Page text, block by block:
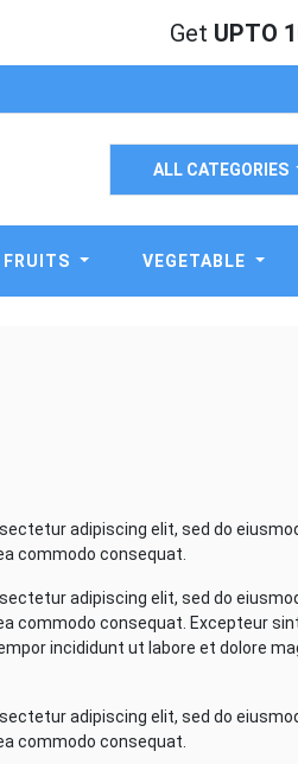
Get UPTO
ALL CATEGORIES
FRUITS VEGETABLE
adipiscing elit, sed do
commodo consequat.
adipiscing elit, sed do
commodo consequat. Excepteur
incididunt ut labore et dolore
adipiscing elit, sed do
commodo consequat.